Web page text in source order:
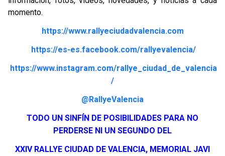
momento.
https://www.rallyeciudadvalencia.com
https://es-es.facebook.com/rallyevalencia/
https://www.instagram.com/rallye_ciudad_de_valencia
/
@RallyeValencia
TODO UN SINFÍN DE POSIBILIDADES PARA NO
PERDERSE NI UN SEGUNDO DEL
XXIV RALLYE CIUDAD DE VALENCIA, MEMORIAL JAVI